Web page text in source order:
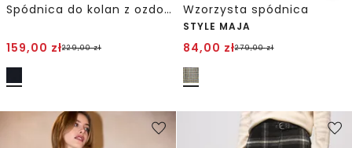
Spódnica do kolan z ozdobnym paskiem
159,00 zł229,00zł
Wzorzysta spódnica
STYLE MAJA
84,00 zł279,00zł